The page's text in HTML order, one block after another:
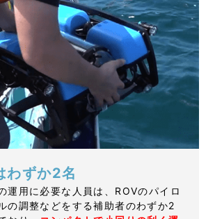
わずか2名
運用に必要な人員は、ROVのパイロ
の調整などをする補助者のわずか2